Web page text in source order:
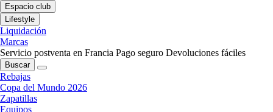
Espacio club
Lifestyle
Liquidación
Marcas
Servicio postventa en Francia Pago seguro Devoluciones fáciles
Buscar
Rebajas
Copa del Mundo 2026
Zapatillas
Equipos